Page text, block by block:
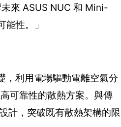
來 ASUS NUC 和 Mini-
性。」
利用電場驅動電離空氣分
可靠性的散熱方案。與傳
計，突破既有散熱架構的限